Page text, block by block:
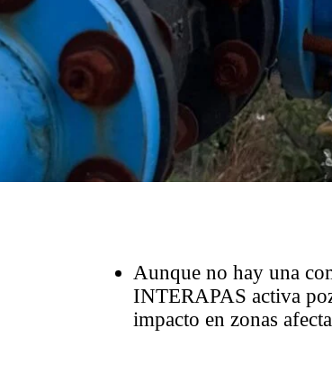
Aunque no hay una
INTERAPAS activa
impacto en zonas